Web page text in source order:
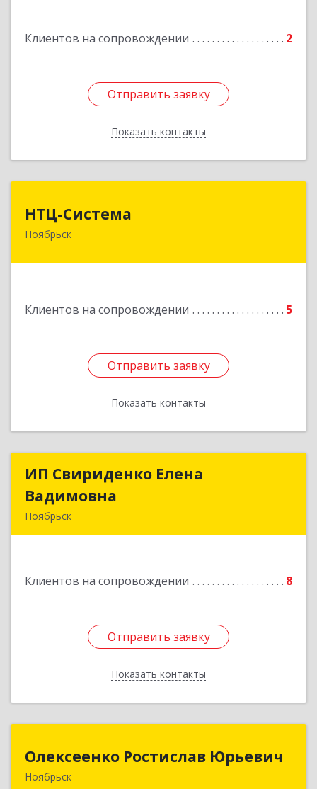
Клиентов на сопровождении 2
Отправить заявку
Показать контакты
Отправить заявку
Назад
НТЦ-Система
Ноябрьск
Клиентов на сопровождении 5
Отправить заявку
Показать контакты
629804, Ямало-Ненецкий АО, Ноябрьск г, 60 лет
Отправить заявку
Назад
ИП Свириденко Елена
Вадимовна
Ноябрьск
Клиентов на сопровождении 8
Отправить заявку
Показать контакты
ИП Свириденко Елена
Подробнее
Отправить заявку
Назад
Олексеенко Ростислав Юрьевич
Ноябрьск629804, Ямало-Ненецкий АО, Ноябрьск г,